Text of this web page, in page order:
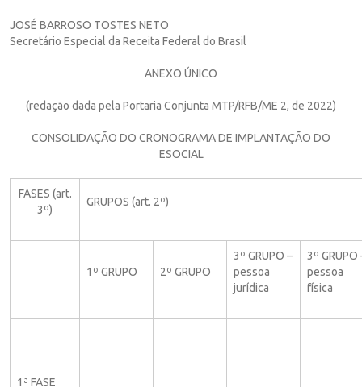
JOSÉ BARROSO TOSTES NETO
Secretário Especial da Receita Federal do Brasil
ANEXO ÚNICO
(redação dada pela Portaria Conjunta MTP/RFB/ME 2, de 2022)
CONSOLIDAÇÃO DO CRONOGRAMA DE IMPLANTAÇÃO DO
ESOCIAL
FASES (art.
3º)
GRUPOS (art. 2º)
1º GRUPO 2º GRUPO
3º GRUPO –
pessoa
jurídica
3º GRUPO
pessoa
física
1ª FASE